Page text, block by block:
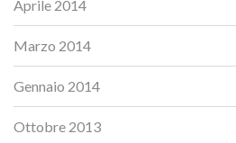
Aprile 2014
Marzo 2014
Gennaio 2014
Ottobre 2013